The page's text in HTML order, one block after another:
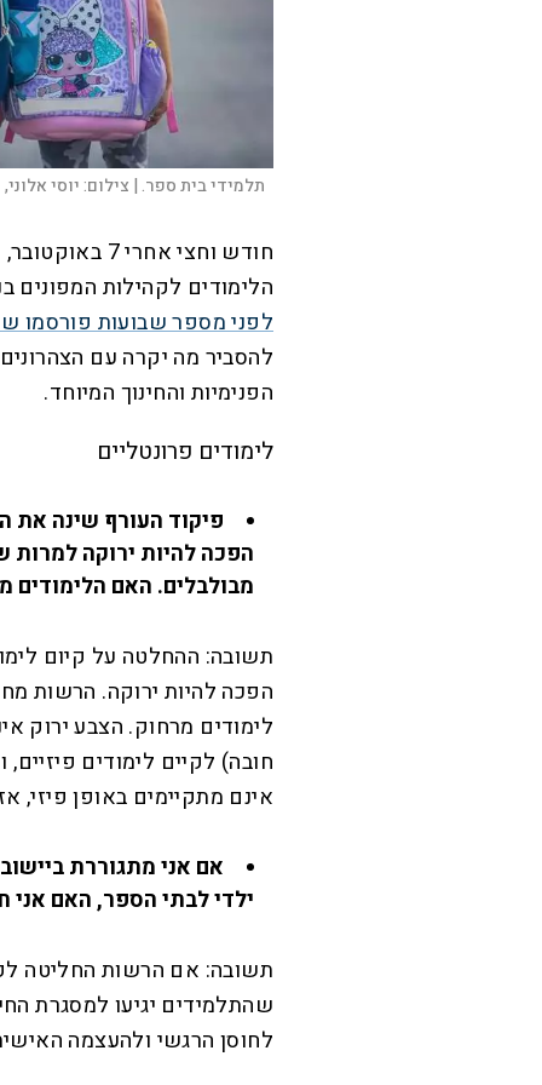
תלמידי בית ספר. | צילום:יוסי
חודש וחצי
הלימודים לקהילות המפונים
לפני מספר שבועות פורסמו
להסביר מה יקרה עם
הפנימיות והחינוך המיוחד.
לימודים פרונטליים
פיקוד העורף שינה את
הפכה להיות ירוקה למרות
מבולבלים. האם הלימודים
תשובה: ההחלטה על קיום
הפכה להיות ירוקה. הרשות
לימודים מרחוק. הצבע ירוק
חובה) לקיים לימודים
אינם מתקיימים באופן פיזי,
אם אני מתגוררת
ילדי לבתי הספר, האם אני
תשובה: אם הרשות החליטה
שהתלמידים יגיעו למסגרת
לחוסן הרגשי ולהעצמה